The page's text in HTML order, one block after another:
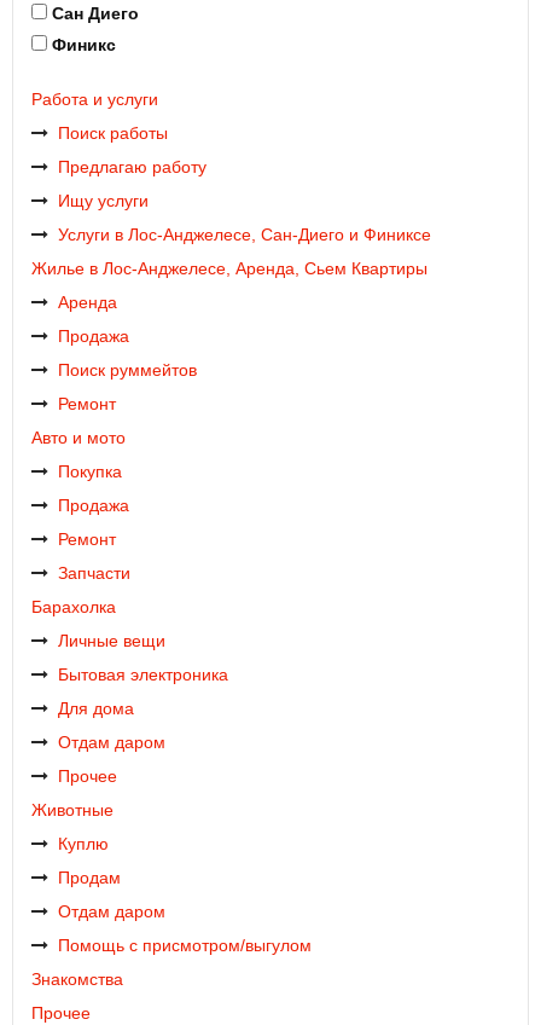
Сан Диего
Финикс
Работа и услуги
Поиск работы
Предлагаю работу
Ищу услуги
Услуги в Лос-Анджелесе, Сан-Диего и Финиксе
Жилье в Лос-Анджелесе, Аренда, Сьем Квартиры
Аренда
Продажа
Поиск руммейтов
Ремонт
Авто и мото
Покупка
Продажа
Ремонт
Запчасти
Барахолка
Личные вещи
Бытовая электроника
Для дома
Отдам даром
Прочее
Животные
Куплю
Продам
Отдам даром
Помощь с присмотром/выгулом
Знакомства
Прочее